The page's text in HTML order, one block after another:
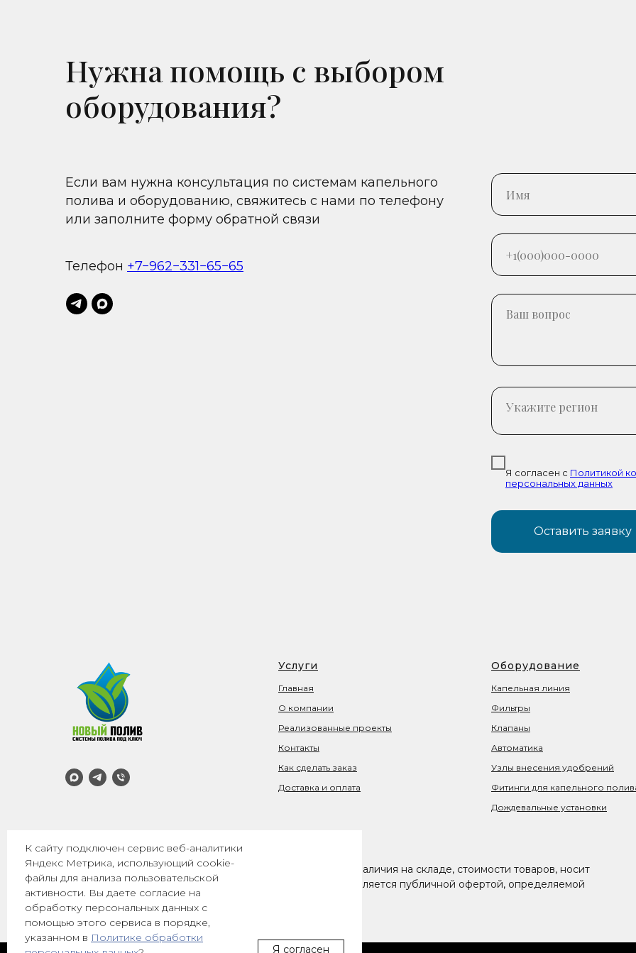
Нужна помощь с выбором
оборудования?
Если вам нужна консультация по системам капельного
полива и оборудованию, свяжитесь с нами по телефону
или заполните форму обратной связи
Телефон +7−962−331−65−65
Я согласен с Политикой
персональных данных
Оставить заявку
Услуги
Главная
О компании
Реализованные проекты
Контакты
Как сделать заказ
Доставка и оплата
Оборудование
Капельная линия
Фильтры
Клапаны
Автоматика
Узлы внесения удобрений
Фитинги для капельного
Дождевальные установки
Вся представленная на сайте информация, касающаяся наличия на складе, стоимости товаров, носит
информационный характер и ни при каких условиях не является публичной офертой, определяемой
положениями Статьи 437(2) Гражданского кодекса РФ
К сайту подключен сервис веб-аналитики
Яндекс Метрика, использующий cookie-
файлы для анализа пользовательской
активности. Вы даете согласие на
обработку персональных данных с
помощью этого сервиса в порядке,
указанном в Политике обработки
Я согласен